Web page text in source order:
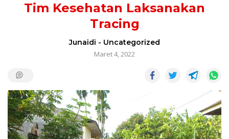
Tim Kesehatan Laksanakan
Tracing
Junaidi - Uncategorized
Maret 4, 2022